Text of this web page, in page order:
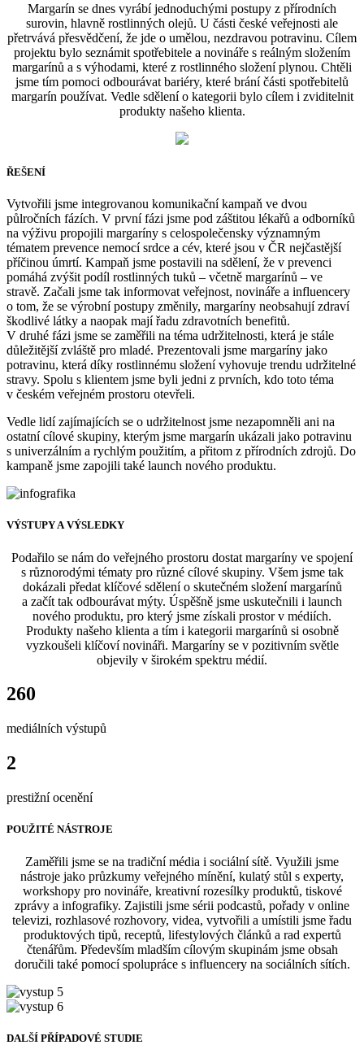
Margarín se dnes vyrábí jednoduchými postupy z přírodních
surovin, hlavně rostlinných olejů. U části české veřejnosti ale
přetrvává přesvědčení, že jde o umělou, nezdravou potravinu. Cílem
projektu bylo seznámit spotřebitele a novináře s reálným složením
margarínů a s výhodami, které z rostlinného složení plynou. Chtěli
jsme tím pomoci odbourávat bariéry, které brání části spotřebitelů
margarín používat. Vedle sdělení o kategorii bylo cílem i zviditelnit
produkty našeho klienta.
ŘEŠENÍ
Vytvořili jsme integrovanou komunikační kampaň ve dvou
půlročních fázích. V první fázi jsme pod záštitou lékařů a odborníků
na výživu propojili margaríny s celospolečensky významným
tématem prevence nemocí srdce a cév, které jsou v ČR nejčastější
příčinou úmrtí. Kampaň jsme postavili na sdělení, že v prevenci
pomáhá zvýšit podíl rostlinných tuků – včetně margarínů – ve
stravě. Začali jsme tak informovat veřejnost, novináře a influencery
o tom, že se výrobní postupy změnily, margaríny neobsahují zdraví
škodlivé látky a naopak mají řadu zdravotních benefitů.
V druhé fázi jsme se zaměřili na téma udržitelnosti, která je stále
důležitější zvláště pro mladé. Prezentovali jsme margaríny jako
potravinu, která díky rostlinnému složení vyhovuje trendu udržitelné
stravy. Spolu s klientem jsme byli jedni z prvních, kdo toto téma
v českém veřejném prostoru otevřeli.
Vedle lidí zajímajících se o udržitelnost jsme nezapomněli ani na
ostatní cílové skupiny, kterým jsme margarín ukázali jako potravinu
s univerzálním a rychlým použitím, a přitom z přírodních zdrojů. Do
kampaně jsme zapojili také launch nového produktu.
VÝSTUPY A VÝSLEDKY
Podařilo se nám do veřejného prostoru dostat margaríny ve spojení
s různorodými tématy pro různé cílové skupiny. Všem jsme tak
dokázali předat klíčové sdělení o skutečném složení margarínů
a začít tak odbourávat mýty. Úspěšně jsme uskutečnili i launch
nového produktu, pro který jsme získali prostor v médiích.
Produkty našeho klienta a tím i kategorii margarínů si osobně
vyzkoušeli klíčoví novináři. Margaríny se v pozitivním světle
objevily v širokém spektru médií.
260
mediálních výstupů
2
prestižní ocenění
POUŽITÉ NÁSTROJE
Zaměřili jsme se na tradiční média i sociální sítě. Využili jsme
nástroje jako průzkumy veřejného mínění, kulatý stůl s experty,
workshopy pro novináře, kreativní rozesílky produktů, tiskové
zprávy a infografiky. Zajistili jsme sérii podcastů, pořady v online
televizi, rozhlasové rozhovory, videa, vytvořili a umístili jsme řadu
produktových tipů, receptů, lifestylových článků a rad expertů
čtenářům. Především mladším cílovým skupinám jsme obsah
doručili také pomocí spolupráce s influencery na sociálních sítích.
DALŠÍ PŘÍPADOVÉ STUDIE